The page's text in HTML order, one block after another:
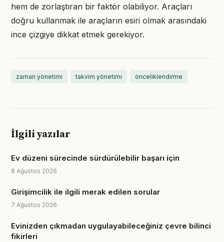
hem de zorlaştıran bir faktör olabiliyor. Araçları
doğru kullanmak ile araçların esiri olmak arasındaki
ince çizgiye dikkat etmek gerekiyor.
zaman yönetimi takvim yönetimi önceliklendirme
İlgili yazılar
Ev düzeni sürecinde sürdürülebilir başarı için
8 Ağustos 2026
Girişimcilik ile ilgili merak edilen sorular
7 Ağustos 2026
Evinizden çıkmadan uygulayabileceğiniz çevre bilinci
fikirleri